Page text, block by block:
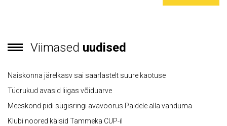
Viimased uudised
Naiskonna järelkasv sai saarlastelt suure kaotuse
Tüdrukud avasid liigas võiduarve
Meeskond pidi sügisringi avavoorus Paidele alla vanduma
Klubi noored käisid Tammeka CUP-il